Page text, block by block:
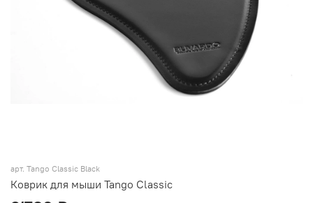
арт. Tango Classic Black
Коврик для мыши Tango Classic